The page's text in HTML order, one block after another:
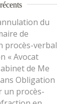
du
de
procès-verbal
« Avocat
de Me
Obligation
un procès-